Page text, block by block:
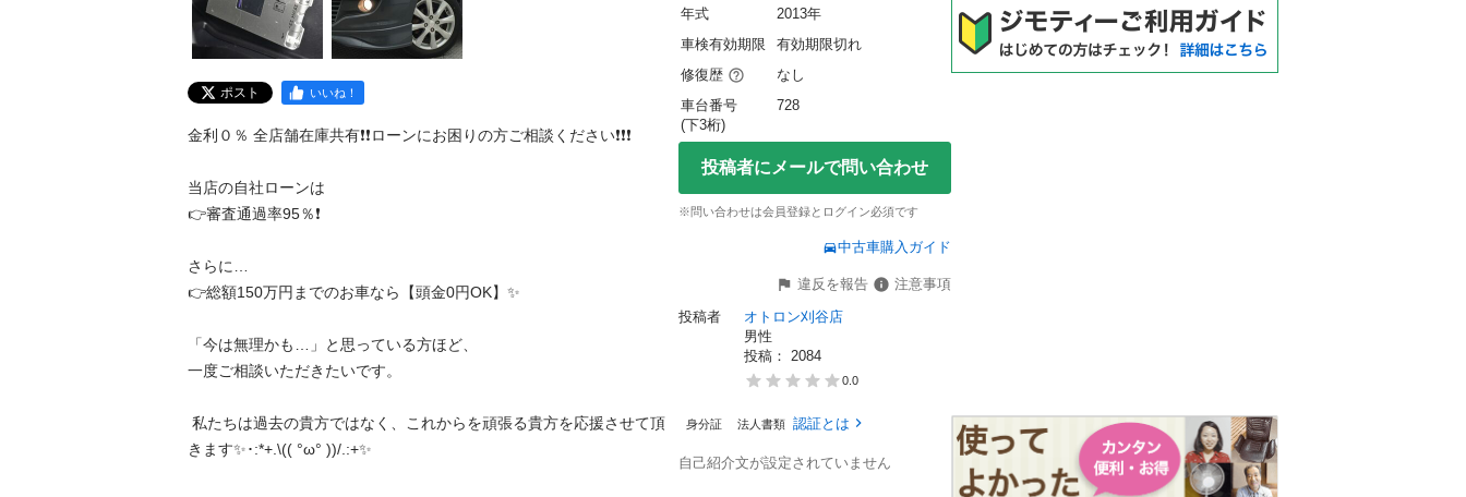
ポスト いいね！
金利０％ 全店舗在庫共有❗️❗️ローンにお困りの方ご相談ください❗️❗️❗️
当店の自社ローンは
👉審査通過率95％❗️
さらに…
👉総額150万円までのお車なら【頭金0円OK】✨
「今は無理かも…」と思っている方ほど、
一度ご相談いただきたいです。
きます✨･:*+.\(( °ω° ))/.:+✨
年式
2013年
車検有効期限
有効期限切れ
修復歴
なし
車台番号
(下3桁)
728
投稿者にメールで問い合わせ
※問い合わせは会員登録とログイン必須です
中古車購入ガイド
違反を報告
注意事項
投稿者
オトロン刈谷店
男性
投稿： 2084
0.0
身分証 法人書類 認証とは
自己紹介文が設定されていません